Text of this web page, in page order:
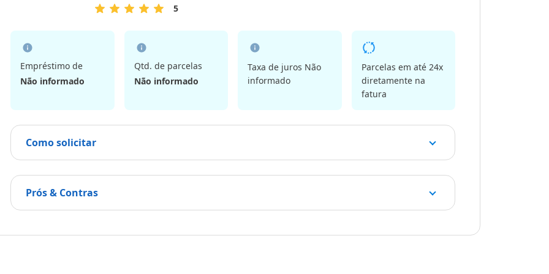
5
5
Empréstimo de
Não informado
Qtd. de parcelas
Não informado
Taxa de juros Não
informado
Parcelas em até 24x
diretamente na
fatura
Como solicitar
Prós & Contras